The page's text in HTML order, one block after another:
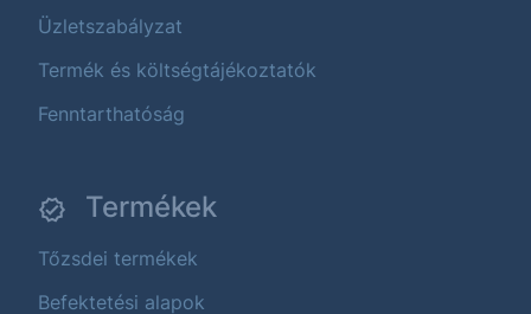
Üzletszabályzat
Termék és költségtájékoztatók
Fenntarthatóság
Termékek
Tőzsdei termékek
Befektetési alapok